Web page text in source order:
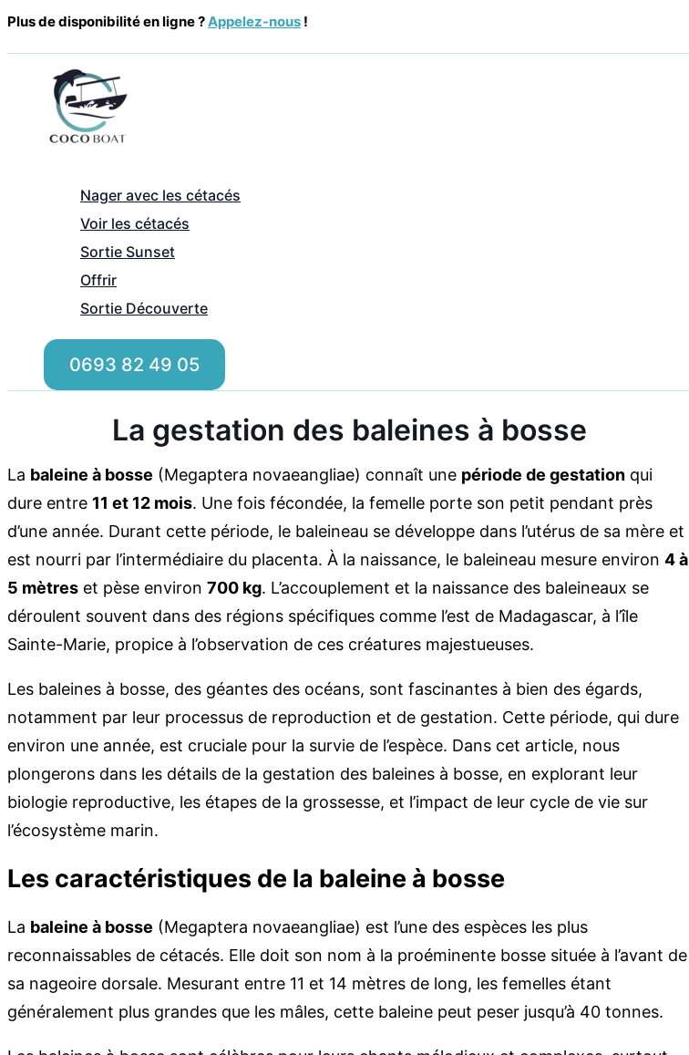
Aller
au
contenu
Plus de disponibilité en ligne ?Appelez-nous !
Nager avec les cétacés
Voir les cétacés
Sortie Sunset
Offrir
Sortie Découverte
0693 82 49 05
La gestation des baleines à bosse
La baleine à bosse (Megaptera novaeangliae) connaît une période de gestation qui
dure entre 11 et 12 mois. Une fois fécondée, la femelle porte son petit pendant près
d’une année. Durant cette période, le baleineau se développe dans l’utérus de sa mère et
est nourri par l’intermédiaire du placenta. À la naissance, le baleineau mesure environ 4 à
5 mètres et pèse environ 700 kg. L’accouplement et la naissance des baleineaux se
déroulent souvent dans des régions spécifiques comme l’est de Madagascar, à l’île
Sainte-Marie, propice à l’observation de ces créatures majestueuses.
Les baleines à bosse, des géantes des océans, sont fascinantes à bien des égards,
notamment par leur processus de reproduction et de gestation. Cette période, qui dure
environ une année, est cruciale pour la survie de l’espèce. Dans cet article, nous
plongerons dans les détails de la gestation des baleines à bosse, en explorant leur
biologie reproductive, les étapes de la grossesse, et l’impact de leur cycle de vie sur
l’écosystème marin.
Les caractéristiques de la baleine à bosse
La baleine à bosse (Megaptera novaeangliae) est l’une des espèces les plus
reconnaissables de cétacés. Elle doit son nom à la proéminente bosse située à l’avant de
sa nageoire dorsale. Mesurant entre 11 et 14 mètres de long, les femelles étant
généralement plus grandes que les mâles, cette baleine peut peser jusqu’à 40 tonnes.